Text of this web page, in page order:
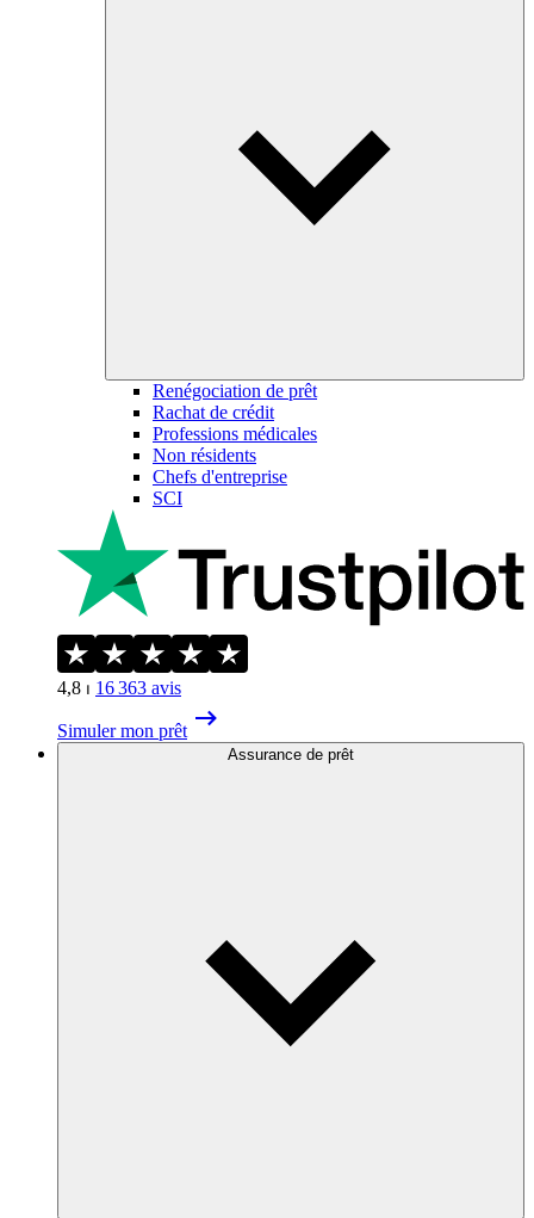
Renégociation de prêt
Rachat de crédit
Professions médicales
Non résidents
Chefs d'entreprise
SCI
4,8 ⏐ 16 363 avis
Simuler mon prêt
Assurance de prêt